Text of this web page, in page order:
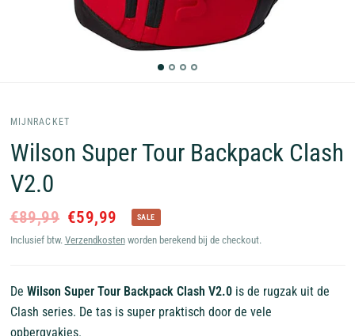
MIJNRACKET
Wilson Super Tour Backpack Clash
V2.0
€89,99 €59,99 SALE
Inclusief btw. Verzendkostenworden berekend bij de checkout.
De Wilson Super Tour Backpack Clash V2.0 is de rugzak uit de
Clash series. De tas is super praktisch door de vele
opbergvakjes.